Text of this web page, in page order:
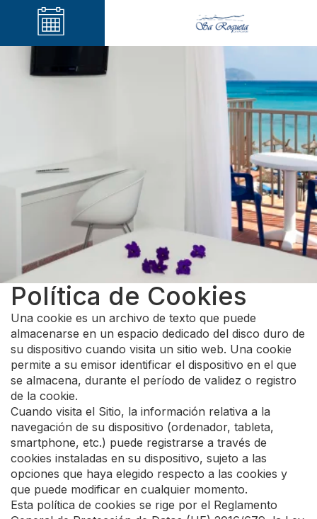
Política de Cookies
Una cookie es un archivo de texto que puede
almacenarse en un espacio dedicado del disco duro de
su dispositivo cuando visita un sitio web. Una cookie
permite a su emisor identificar el dispositivo en el que
se almacena, durante el período de validez o registro
de la cookie.
Cuando visita el Sitio, la información relativa a la
navegación de su dispositivo (ordenador, tableta,
smartphone, etc.) puede registrarse a través de
cookies instaladas en su dispositivo, sujeto a las
opciones que haya elegido respecto a las cookies y
que puede modificar en cualquier momento.
Esta política de cookies se rige por el Reglamento